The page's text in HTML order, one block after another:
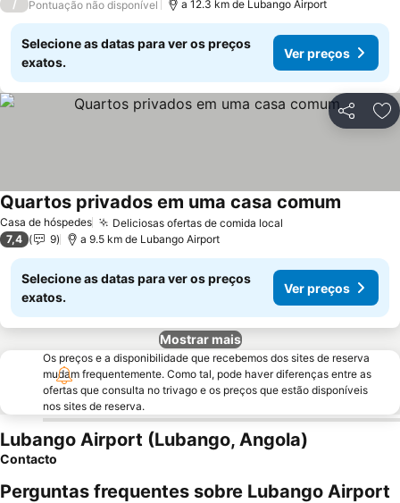
/ Pontuação não disponível a 12.3 km de Lubango Airport
Selecione as datas para ver os preços
exatos.
Ver preços
Partilhar
Casa de hóspedes Deliciosas ofertas de comida local
Quartos privados em uma casa comum
7,4 9 a 9.5 km de Lubango Airport
Selecione as datas para ver os preços
exatos.
Ver preços
Mostrar mais
Os preços e a disponibilidade que recebemos dos sites de reserva
mudam frequentemente. Como tal, pode haver diferenças entre as
ofertas que consulta no trivago e os preços que estão disponíveis
nos sites de reserva.
Lubango Airport (Lubango, Angola)
Contacto
Perguntas frequentes sobre Lubango Airport